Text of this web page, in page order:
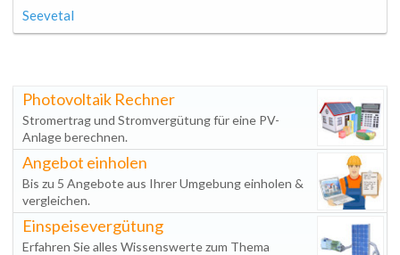
Seevetal
Photovoltaik Rechner
Stromertrag und Stromvergütung für eine PV-
Anlage berechnen.
Angebot einholen
Bis zu 5 Angebote aus Ihrer Umgebung einholen &
vergleichen.
Einspeisevergütung
Erfahren Sie alles Wissenswerte zum Thema